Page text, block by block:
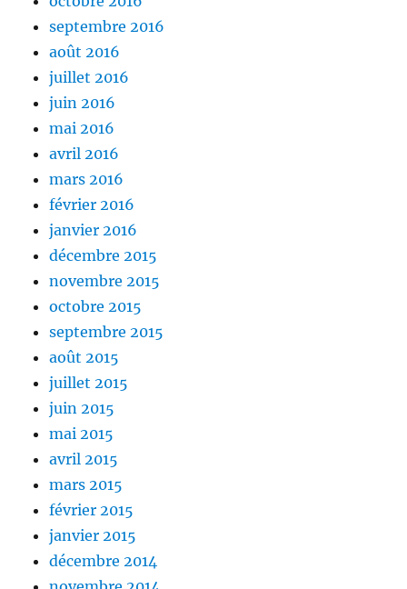
septembre 2016
août 2016
juillet 2016
juin 2016
mai 2016
avril 2016
mars 2016
février 2016
janvier 2016
décembre 2015
novembre 2015
octobre 2015
septembre 2015
août 2015
juillet 2015
juin 2015
mai 2015
avril 2015
mars 2015
février 2015
janvier 2015
décembre 2014